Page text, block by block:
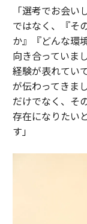
「選考でお会
ではなく、『そ
か』『どんな環
向き合っていま
経験が表れてい
が伝わってきま
だけでなく、そ
存在になりたい
す」